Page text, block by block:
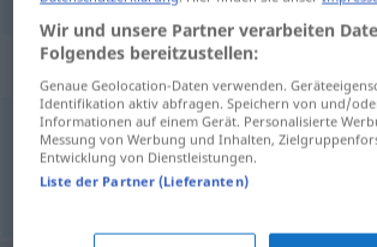
Synonyme für
schlicht,karg,anspruchslos,einfach,
Wir und unsere Partner verarbeiten
Folgendes bereitzustellen:
Genaue Geolocation-Daten verwenden.
Identifikation aktiv abfragen. Speichern von und/
Informationen auf einem Gerät. Personalisierte
Messung von Werbung und Inhalten,
Entwicklung von Dienstleistungen.
Liste der Partner (Lieferanten)